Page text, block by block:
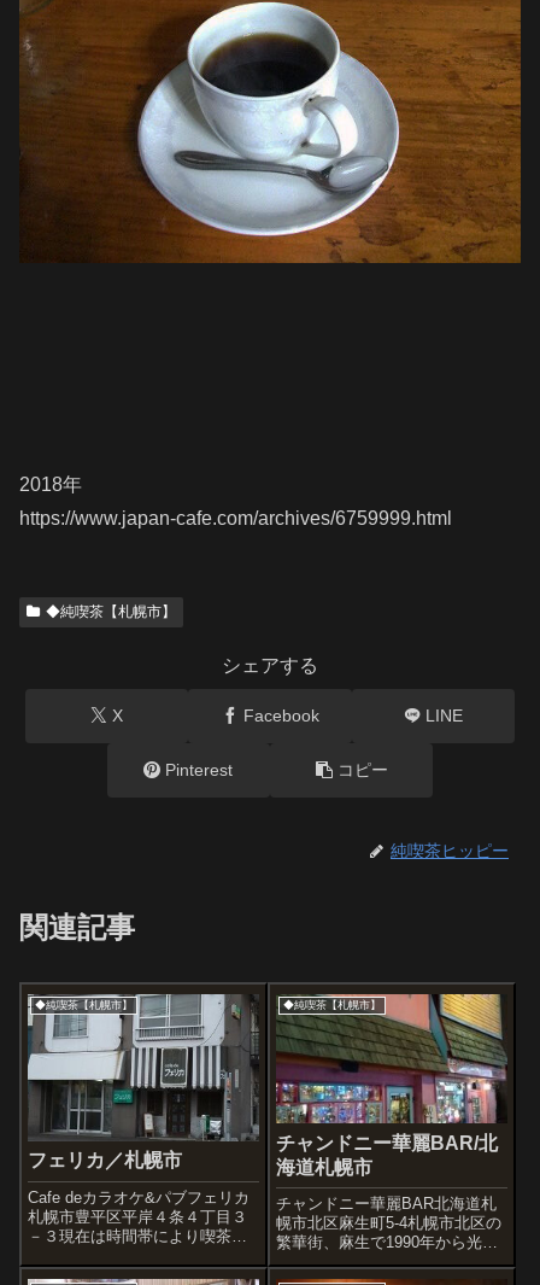
2018年
https://www.japan-cafe.com/archives/6759999.html
◆純喫茶【札幌市】
シェアする
X Facebook LINE
Pinterest コピー
純喫茶ヒッピー
関連記事
◆純喫茶【札幌市】
フェリカ／札幌市
Cafe deカラオケ&パブフェリカ
札幌市豊平区平岸４条４丁目３
－３現在は時間帯により喫茶タ
るようだが、佇まいは今でも完
◆純喫茶【札幌市】
チャンドニー華麗BAR/北
海道札幌市
チャンドニー華麗BAR北海道札
幌市北区麻生町5-4札幌市北区の
繁華街、麻生で1990年から光り
続けている喫茶です。携帯電話
なのでボケた写真ですが現在の